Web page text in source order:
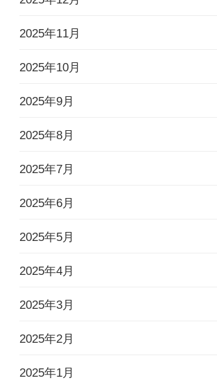
2025年11月
2025年10月
2025年9月
2025年8月
2025年7月
2025年6月
2025年5月
2025年4月
2025年3月
2025年2月
2025年1月